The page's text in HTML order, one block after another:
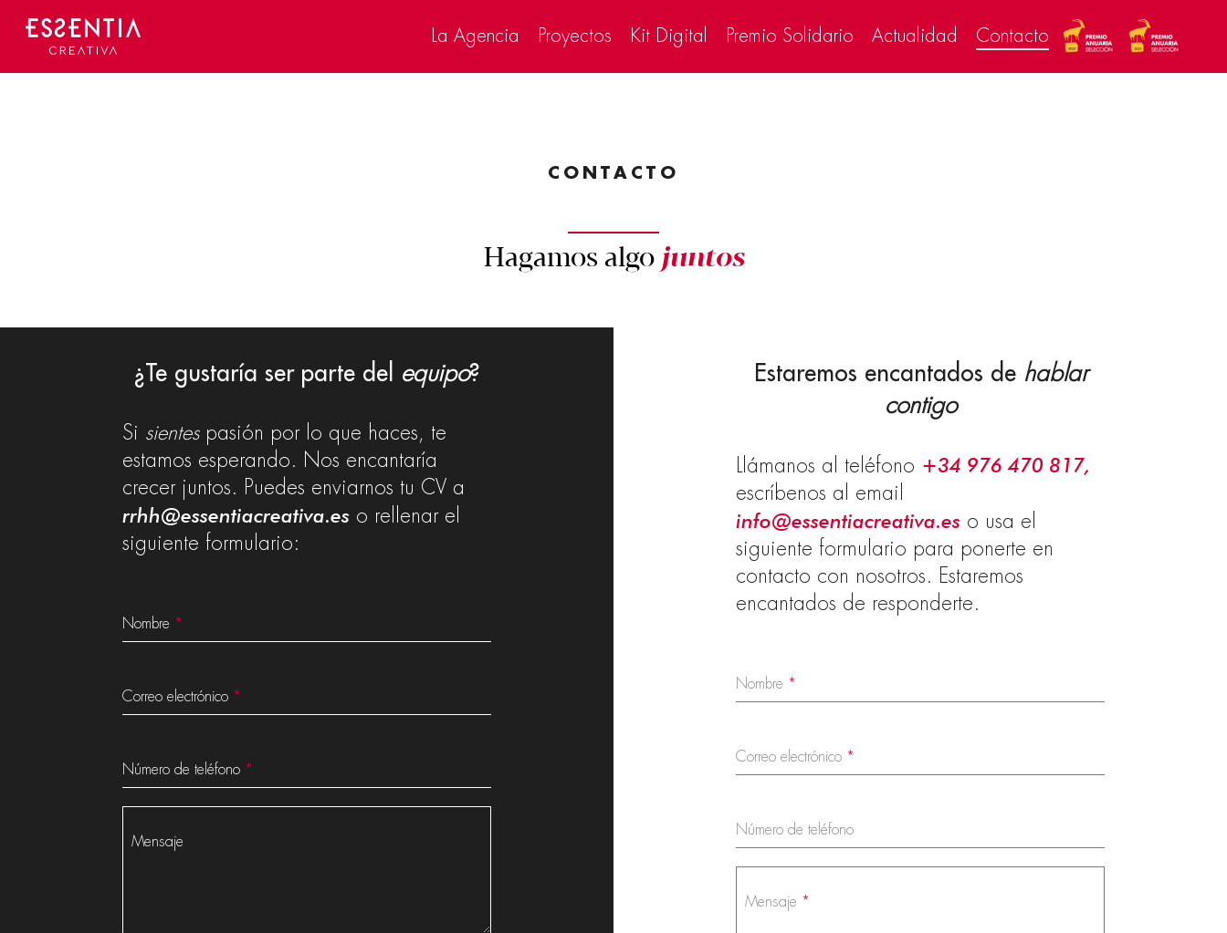
Skip
main
La Agencia Proyectos Kit Digital Premio Solidario Actualidad Contacto
CONTACTO
Hagamos algo juntos
¿Te gustaría ser parte del equipo?
Si sientespasión por lo que haces, te
estamos esperando. Nos encantaría
crecer juntos. Puedes enviarnos tu CV a
rrhh@essentiacreativa.es o rellenar el
siguiente formulario:
Nombre *
Correo electrónico *
Número de teléfono *
Mensaje
Estaremos encantados de hablar
contigo
Llámanos al teléfono +34 976 470 817,
escríbenos al email
info@essentiacreativa.es o usa el
siguiente formulario para ponerte en
contacto con nosotros. Estaremos
encantados de responderte.
Nombre *
Correo electrónico *
Número de teléfono
Mensaje *